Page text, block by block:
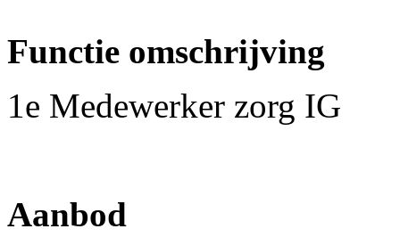
Functie omschrijving
1e Medewerker zorg IG
Aanbod